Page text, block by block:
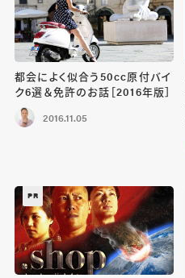
都会によく似合う50cc原付バイ
ク6選＆免許のお話［2016年版］
2016.11.05
PR